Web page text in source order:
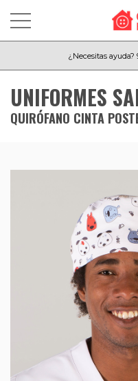
¿Necesitas ayuda?
UNIFORMES
QUIRÓFANO CINTA